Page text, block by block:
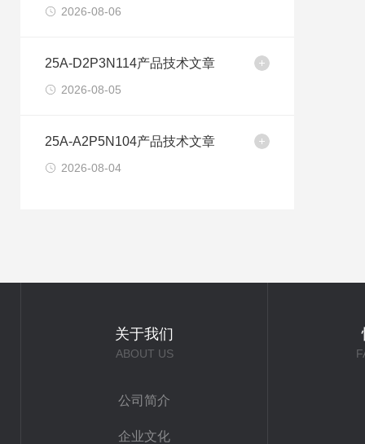
2026-08-06
25A-D2P3N114产品技术文章
2026-08-05
25A-A2P5N104产品技术文章
2026-08-04
关于我们
ABOUT US
公司简介
企业文化